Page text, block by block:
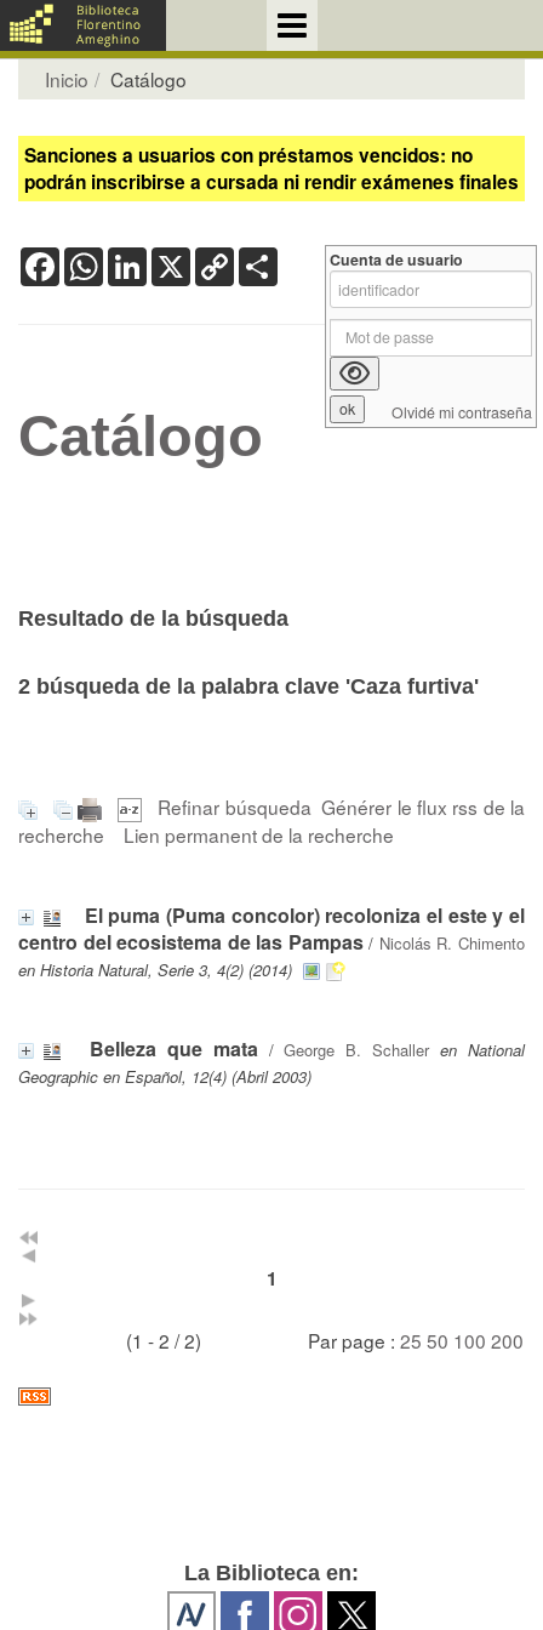
Inicio Catálogo
Sanciones a usuarios con préstamos vencidos: no
podrán inscribirse a cursada ni rendir exámenes finales
FacebookWhatsApp
LinkedIn
X Copy
Link
Catálogo
Resultado de la búsqueda
2 búsqueda de la palabra clave 'Caza furtiva'
Refinar búsqueda Générer le flux rss de la
recherche
Lien permanent de la recherche
El puma (Puma concolor) recoloniza el este y el
centro del ecosistema de las Pampas/ Nicolás R. Chimento
en Historia Natural, Serie 3, 4(2) (2014)
Belleza que mata/George B. Schaller en National
Geographic en Español, 12(4) (Abril 2003)
1
(1 - 2 / 2) Par page : 25 50 100 200
Cuenta de usuario
Olvidé mi contraseña
La Biblioteca en: